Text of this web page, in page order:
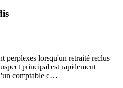
perplexes lorsqu'un retraité reclus
principal est rapidement
comptable d…